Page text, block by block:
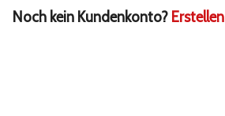
Noch kein Kundenkonto? Erstellen